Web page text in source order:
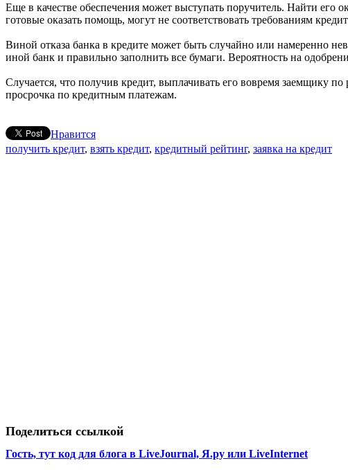
Еще в качестве обеспечения может выступать поручитель. Найти его
готовые оказать помощь, могут не соответствовать требованиям
Виной отказа банка в кредите может быть случайно или намеренно
иной банк и правильно заполнить все бумаги. Вероятность на
Случается, что получив кредит, выплачивать его вовремя заемщику
просрочка по кредитным платежам.
Нравится
получить кредит, взять кредит, кредитный рейтинг, заявка на кредит
Поделиться ссылкой
Гость, тут код для блога в LiveJournal, Я.ру или LiveInternet